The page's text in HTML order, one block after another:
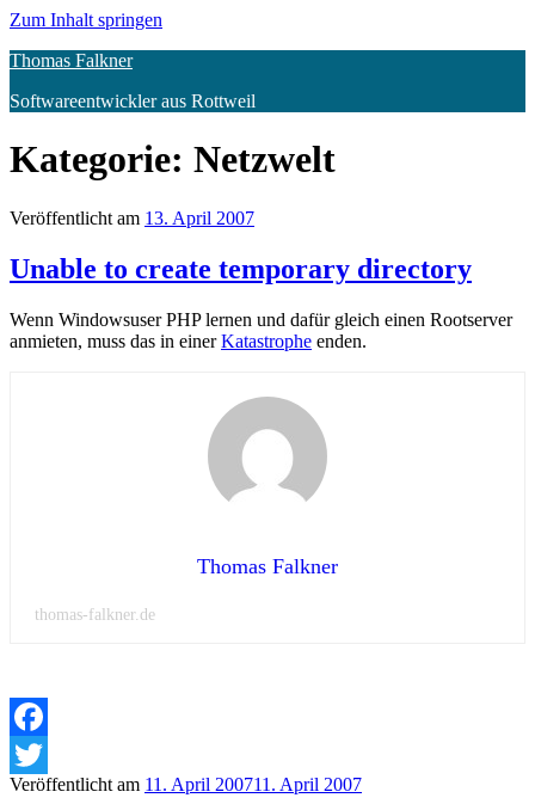
Zum Inhalt springen
Thomas Falkner
Softwareentwickler aus Rottweil
Kategorie: Netzwelt
Veröffentlicht am 13. April 2007
Unable to create temporary directory
Wenn Windowsuser PHP lernen und dafür gleich einen Rootserver
anmieten, muss das in einerKatastrophe enden.
Thomas Falkner
thomas-falkner.de
Facebook
Twitter
Veröffentlicht am 11. April 200711. April 2007